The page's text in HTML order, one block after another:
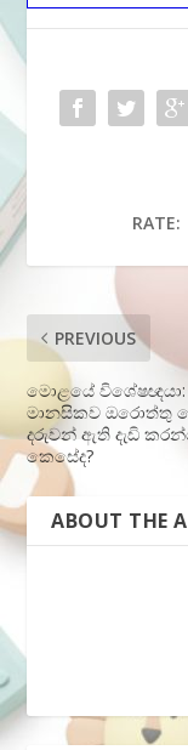
RATE:
PREVIOUS
මොළයේ විශේෂඥයා:
මානසිකව ඔරොත්තු
දරුවන් ඇති දැඩි
කෙසේද?
ABOUT THE